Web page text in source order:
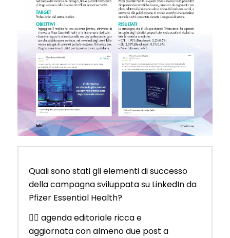
Quali sono stati gli elementi di successo
della campagna sviluppata su LinkedIn da
Pfizer Essential Health?
👨‍⚕️ agenda editoriale ricca e
aggiornata con almeno due post a